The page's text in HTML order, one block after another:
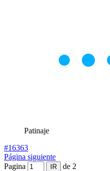
Patinaje
#16363
Página siguiente
Pagina
de 2